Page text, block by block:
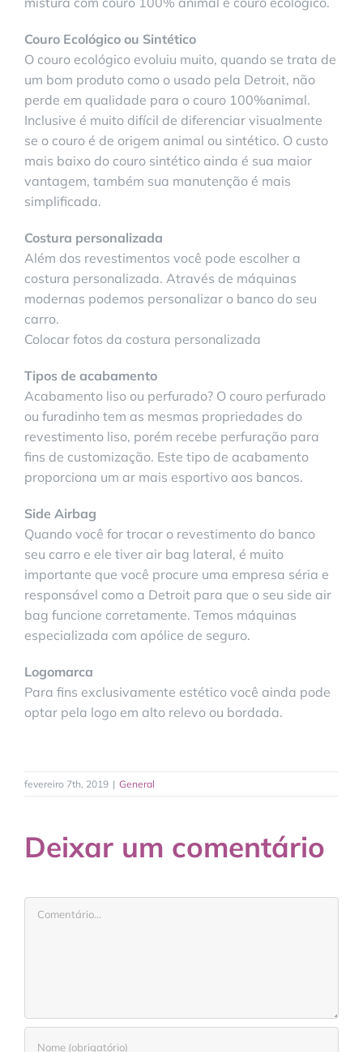
Couro Ecológico ou Sintético
O couro ecológico evoluiu muito, quando se trata de
um bom produto como o usado pela Detroit, não
perde em qualidade para o couro 100%animal.
Inclusive é muito difícil de diferenciar visualmente
se o couro é de origem animal ou sintético. O custo
mais baixo do couro sintético ainda é sua maior
vantagem, também sua manutenção é mais
simplificada.
Costura personalizada
Além dos revestimentos você pode escolher a
costura personalizada. Através de máquinas
modernas podemos personalizar o banco do seu
carro.
Colocar fotos da costura personalizada
Tipos de acabamento
Acabamento liso ou perfurado? O couro perfurado
ou furadinho tem as mesmas propriedades do
revestimento liso, porém recebe perfuração para
fins de customização. Este tipo de acabamento
proporciona um ar mais esportivo aos bancos.
Side Airbag
Quando você for trocar o revestimento do banco
seu carro e ele tiver air bag lateral, é muito
importante que você procure uma empresa séria e
responsável como a Detroit para que o seu side air
bag funcione corretamente. Temos máquinas
especializada com apólice de seguro.
Logomarca
Para fins exclusivamente estético você ainda pode
optar pela logo em alto relevo ou bordada.
fevereiro 7th, 2019 | General
Deixar um comentário